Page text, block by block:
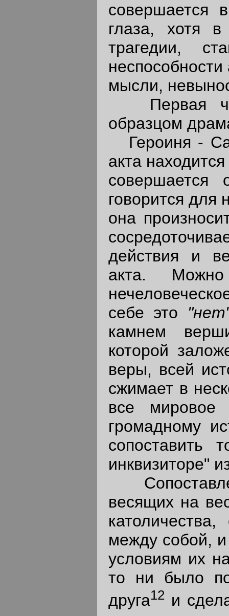
совершается
глаза, хотя
трагедии,
мысли,
Первая
образцом
Героиня -
акта
говорится
она
действия и
акта.
себе это
камнем
которой
веры, всей
сжимает в
все мировое
громадному
сопоставить
инквизиторе"
весящих на
между собой,
условиям их
то ни было
друга12 и